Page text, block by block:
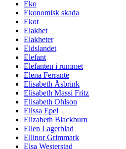
Eko
Ekonomisk skada
Ekot
Elakhet
Elakheter
Eldslandet
Elefant
Elefanten i rummet
Elena Ferrante
Elisabeth Åsbrink
Elisabeth Massi Fritz
Elisabeth Ohlson
Elissa Epel
Elizabeth Blackburn
Ellen Lagerblad
Ellinor Grimmark
Elsa Westerstad